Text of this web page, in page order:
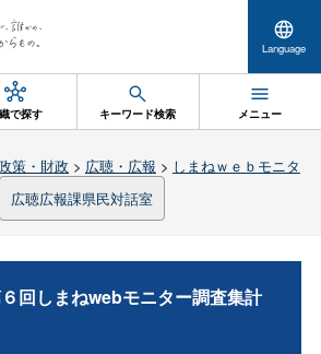
Language
で探す キーワード検索 メニュー
策・財政 > 広聴・広報 > しまねｗｅｂモニタ
広聴広報課県民対話室
回しまねwebモニター調査集計